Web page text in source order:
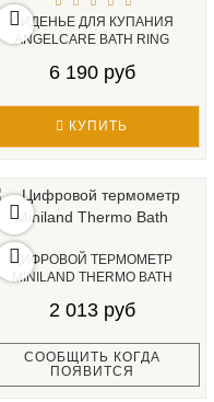
СИДЕНЬЕ ДЛЯ КУПАНИЯ
ANGELCARE BATH RING
6 190 руб
КУПИТЬ
ЦИФРОВОЙ ТЕРМОМЕТР
MINILAND THERMO BATH
2 013 руб
СООБЩИТЬ КОГДА
ПОЯВИТСЯ